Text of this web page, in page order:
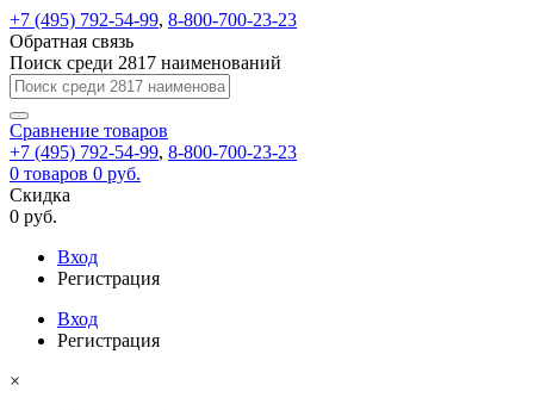
+7 (495) 792-54-99, 8-800-700-23-23
Обратная связь
Поиск среди 2817 наименований
Сравнение товаров
+7 (495) 792-54-99, 8-800-700-23-23
0 товаров 0 руб.
Скидка
0 руб.
Вход
Регистрация
Вход
Регистрация
×